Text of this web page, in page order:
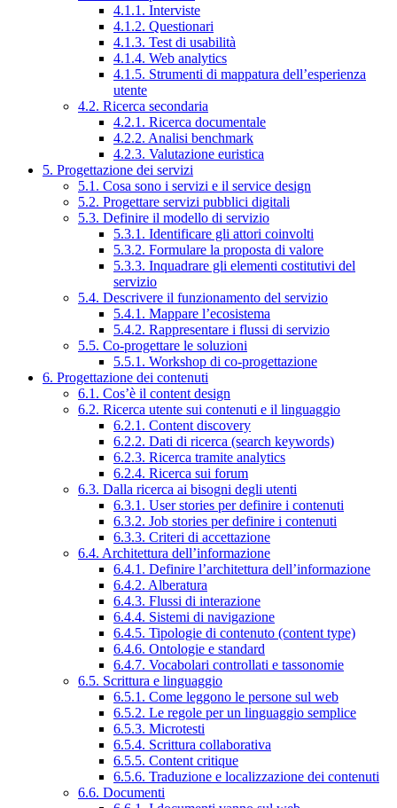
4.1.1. Interviste
4.1.2. Questionari
4.1.3. Test di usabilità
4.1.4. Web analytics
4.1.5. Strumenti di mappatura dell’esperienza
utente
4.2. Ricerca secondaria
4.2.1. Ricerca documentale
4.2.2. Analisi benchmark
4.2.3. Valutazione euristica
5. Progettazione dei servizi
5.1. Cosa sono i servizi e il service design
5.2. Progettare servizi pubblici digitali
5.3. Definire il modello di servizio
5.3.1. Identificare gli attori coinvolti
5.3.2. Formulare la proposta di valore
5.3.3. Inquadrare gli elementi costitutivi del
servizio
5.4. Descrivere il funzionamento del servizio
5.4.1. Mappare l’ecosistema
5.4.2. Rappresentare i flussi di servizio
5.5. Co-progettare le soluzioni
5.5.1. Workshop di co-progettazione
6. Progettazione dei contenuti
6.1. Cos’è il content design
6.2. Ricerca utente sui contenuti e il linguaggio
6.2.1. Content discovery
6.2.2. Dati di ricerca (search keywords)
6.2.3. Ricerca tramite analytics
6.2.4. Ricerca sui forum
6.3. Dalla ricerca ai bisogni degli utenti
6.3.1. User stories per definire i contenuti
6.3.2. Job stories per definire i contenuti
6.3.3. Criteri di accettazione
6.4. Architettura dell’informazione
6.4.1. Definire l’architettura dell’informazione
6.4.2. Alberatura
6.4.3. Flussi di interazione
6.4.4. Sistemi di navigazione
6.4.5. Tipologie di contenuto (content type)
6.4.6. Ontologie e standard
6.4.7. Vocabolari controllati e tassonomie
6.5. Scrittura e linguaggio
6.5.1. Come leggono le persone sul web
6.5.2. Le regole per un linguaggio semplice
6.5.3. Microtesti
6.5.4. Scrittura collaborativa
6.5.5. Content critique
6.5.6. Traduzione e localizzazione dei contenuti
6.6. Documenti